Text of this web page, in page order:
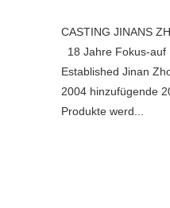
CASTING JINANS
18 Jahre Fokus-
Established Jinan
2004 hinzufügende
Produkte werd...